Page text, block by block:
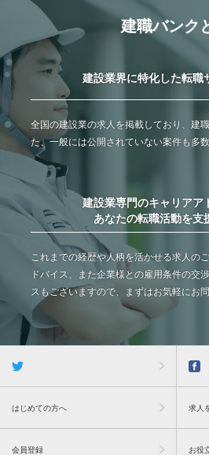
建職バンク
建設業界に特化した転職
全国の建設業の求人を掲載しており、建
た、一般には公開されていない案件も多数
建設業専門のキャリアア
あなたの転職活動を支
これまでの経歴や人柄を活かせる求人の
ドバイス、また企業様との雇用条件の交
スもございますので、まずはお気軽にお
はじめての方へ 求人
会員登録 お役